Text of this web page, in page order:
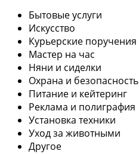
Бытовые услуги
Искусство
Курьерские поручения
Мастер на час
Няни и сиделки
Охрана и безопасность
Питание и кейтеринг
Реклама и полиграфия
Установка техники
Уход за животными
Другое